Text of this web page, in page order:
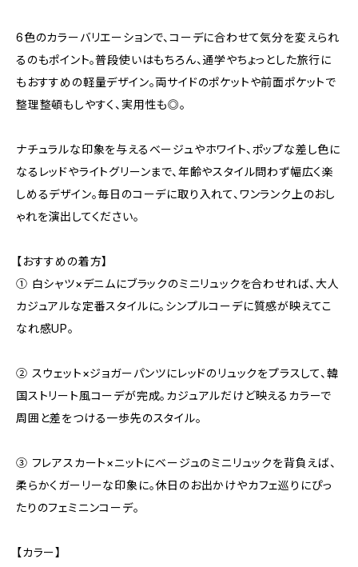
6色のカラーバリエーションで、コーデに合わせて気分を変えられ
るのもポイント。普段使いはもちろん、通学やちょっとした旅行に
もおすすめの軽量デザイン。両サイドのポケットや前面ポケットで
整理整頓もしやすく、実用性も◎。
ナチュラルな印象を与えるベージュやホワイト、ポップな差し色に
なるレッドやライトグリーンまで、年齢やスタイル問わず幅広く楽
しめるデザイン。毎日のコーデに取り入れて、ワンランク上のおし
ゃれを演出してください。
【おすすめの着方】
① 白シャツ×デニムにブラックのミニリュックを合わせれば、大人
カジュアルな定番スタイルに。シンプルコーデに質感が映えてこ
なれ感UP。
② スウェット×ジョガーパンツにレッドのリュックをプラスして、韓
国ストリート風コーデが完成。カジュアルだけど映えるカラーで
周囲と差をつける一歩先のスタイル。
③ フレアスカート×ニットにベージュのミニリュックを背負えば、
柔らかくガーリーな印象に。休日のお出かけやカフェ巡りにぴっ
たりのフェミニンコーデ。
【カラー】